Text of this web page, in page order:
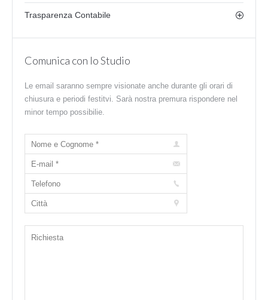
Trasparenza Contabile
Comunica con lo Studio
Le email saranno sempre visionate anche durante gli orari di
chiusura e periodi festitvi. Sarà nostra premura rispondere nel
minor tempo possibilie.
Nome e Cognome *
E-mail *
Telefono
Città
Richiesta